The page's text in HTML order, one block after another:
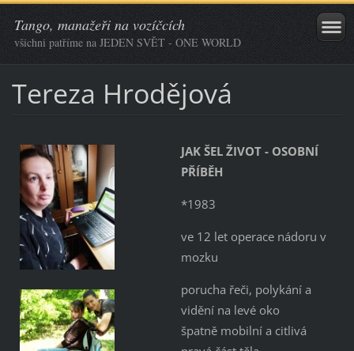
Tango, manažeři na vozíčcích
všichni patříme na JEDEN SVĚT - ONE WORLD
Tereza Hrodějová
JAK ŠEL ŽIVOT - OSOBNÍ
PŘÍBĚH
*1983
ve 12 let operace nádoru v
mozku
porucha řeči, polykání a
vidění na levé oko
špatně mobilní a citlivá